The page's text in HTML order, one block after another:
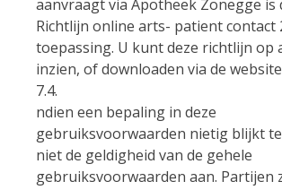
aanvraagt via Apotheek Zonegge is
Richtlijn online arts- patient contact
toepassing. U kunt deze richtlijn op
inzien, of downloaden via de
7.4.
ndien een bepaling in deze
gebruiksvoorwaarden nietig blijkt
niet de geldigheid van de gehele
gebruiksvoorwaarden aan. Partijen